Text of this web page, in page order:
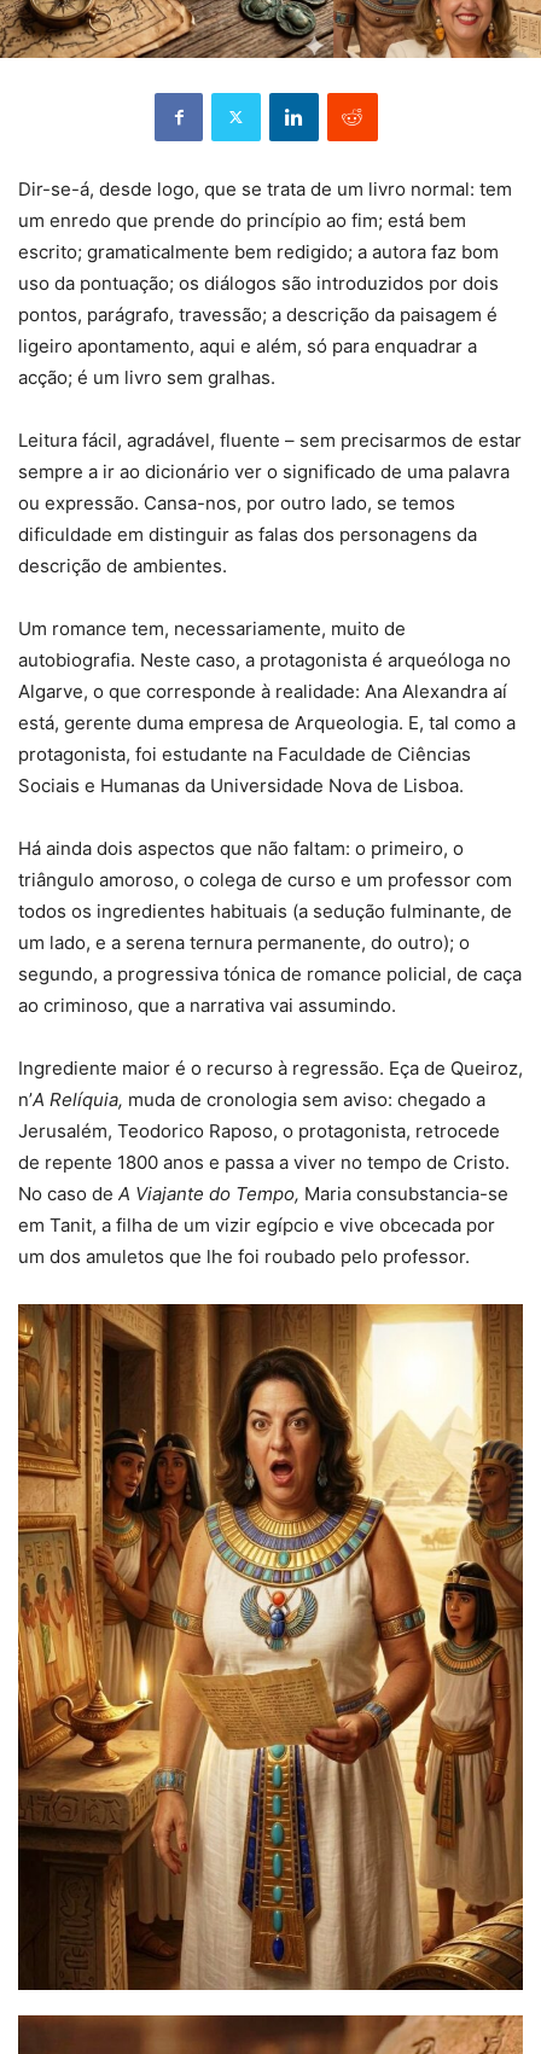
Dir-se-á, desde logo, que se trata de um livro normal: tem
um enredo que prende do princípio ao fim; está bem
escrito; gramaticalmente bem redigido; a autora faz bom
uso da pontuação; os diálogos são introduzidos por dois
pontos, parágrafo, travessão; a descrição da paisagem é
ligeiro apontamento, aqui e além, só para enquadrar a
acção; é um livro sem gralhas.
Leitura fácil, agradável, fluente – sem precisarmos de estar
sempre a ir ao dicionário ver o significado de uma palavra
ou expressão. Cansa-nos, por outro lado, se temos
dificuldade em distinguir as falas dos personagens da
descrição de ambientes.
Um romance tem, necessariamente, muito de
autobiografia. Neste caso, a protagonista é arqueóloga no
Algarve, o que corresponde à realidade: Ana Alexandra aí
está, gerente duma empresa de Arqueologia. E, tal como a
protagonista, foi estudante na Faculdade de Ciências
Sociais e Humanas da Universidade Nova de Lisboa.
Há ainda dois aspectos que não faltam: o primeiro, o
triângulo amoroso, o colega de curso e um professor com
todos os ingredientes habituais (a sedução fulminante, de
um lado, e a serena ternura permanente, do outro); o
segundo, a progressiva tónica de romance policial, de caça
ao criminoso, que a narrativa vai assumindo.
Ingrediente maior é o recurso à regressão. Eça de Queiroz,
n’A Relíquia, muda de cronologia sem aviso: chegado a
Jerusalém, Teodorico Raposo, o protagonista, retrocede
de repente 1800 anos e passa a viver no tempo de Cristo.
No caso de A Viajante do Tempo, Maria consubstancia-se
em Tanit, a filha de um vizir egípcio e vive obcecada por
um dos amuletos que lhe foi roubado pelo professor.